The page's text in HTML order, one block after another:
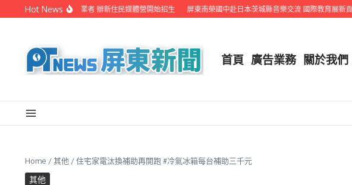
Skip to content
Hot News
屏縣府聯手在地電視業者 辦新住民媒體營開始招生 屏東南榮國中赴日本茨城縣音樂交流 國際教育展新頁
首頁 廣告業務 關於我們
Home /其他 /住宅家電汰換補助再開跑 #冷氣冰箱每台補助三千元
其他